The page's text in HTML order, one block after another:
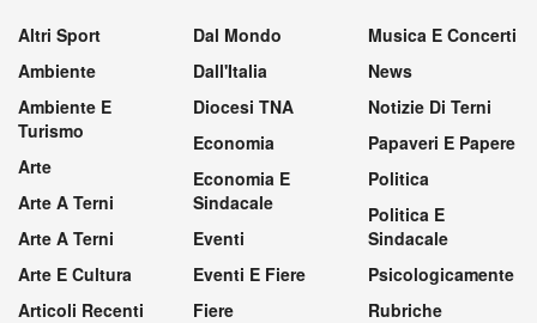
Altri Sport
Ambiente
Ambiente E
Turismo
Arte
Arte A Terni
Arte A Terni
Arte E Cultura
Articoli Recenti
Dal Mondo
Dall'Italia
Diocesi TNA
Economia
Economia E
Sindacale
Eventi
Eventi E Fiere
Fiere
Musica E Concerti
News
Notizie Di Terni
Papaveri E Papere
Politica
Politica E
Sindacale
Psicologicamente
Rubriche